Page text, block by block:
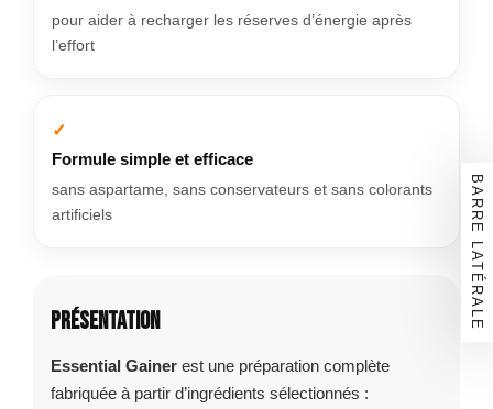
BARRE LATÉRALE
pour aider à recharger les réserves d’énergie après
l’effort
Formule simple et efficace
sans aspartame, sans conservateurs et sans colorants
artificiels
Présentation
Essential Gainer est une préparation complète
fabriquée à partir d’ingrédients sélectionnés :